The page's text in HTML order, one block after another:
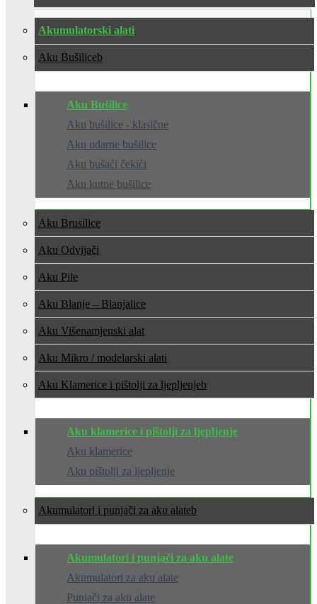
Akumulatorski alati
Aku Bušilice
Aku Bušilice
Aku bušilice - klasične
Aku udarne bušilice
Aku bušaći čekići
Aku kutne bušilice
Aku Brusilice
Aku Odvijači
Aku Pile
Aku Blanje – Blanjalice
Aku Višenamjenski alat
Aku Mikro / modelarski alati
Aku Klamerice i pištolji za ljepljenje
Aku klamerice i pištolji za ljepljenje
Aku klamerice
Aku pištolji za ljepljenje
Akumulatori i punjači za aku alate
Akumulatori i punjači za aku alate
Akumulatori za aku alate
Punjači za aku alate